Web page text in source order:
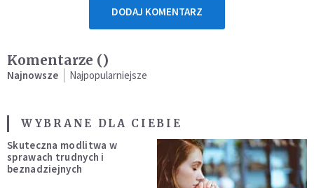
DODAJ KOMENTARZ
Komentarze ()
Najnowsze Najpopularniejsze
WYBRANE DLA CIEBIE
Skuteczna modlitwa w
sprawach trudnych i
beznadziejnych